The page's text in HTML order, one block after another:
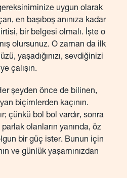
uygun olarak
en başıboş anınıza kadar
bir belgesi olmalı. İşte o
olursunuz. O zaman da ilk
yaşadığınızı, sevdiğinizi
çalışın.
şeyden önce de bilinen,
biçimlerden kaçının.
çünkü bol bol vardır, sonra
olanların yanında, öz
bir güç ister. Bunun için
ve günlük yaşamınızdan